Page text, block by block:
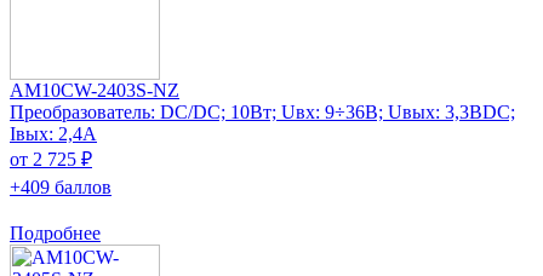
AM10CW-2403S-NZ
Преобразователь: DC/DC; 10Вт; Uвх: 9÷36В; Uвых: 3,3ВDC;
Iвых: 2,4А
от 2 725 ₽
+409 баллов
Подробнее